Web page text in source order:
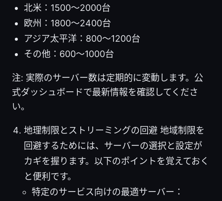
北米：1500〜2000台
欧州：1800〜2400台
アジア太平洋：800〜1200台
その他：600〜1000台
注: 実際のサーバー数は定期的に変動します。公
式ダッシュボードで最新情報を確認してくださ
い。
地理制限とストリーミングの回避 地域制限を
回避するためには、サーバーの選択と設定が
カギを握ります。以下のポイントを覚えておく
と便利です。
特定のサービス向けの最適サーバー：